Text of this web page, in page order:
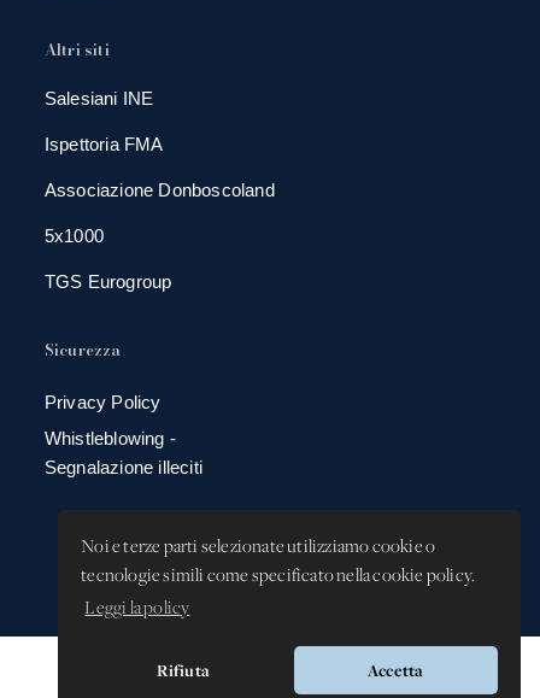
Noi e terze parti selezionate utilizziamo cookie o
tecnologie simili come specificato nella cookie policy.
Leggi la policy
Rifiuta Accetta
Altri siti
Salesiani INE
Ispettoria FMA
Associazione Donboscoland
5x1000
TGS Eurogroup
Sicurezza
Privacy Policy
Whistleblowing -
Segnalazione illeciti